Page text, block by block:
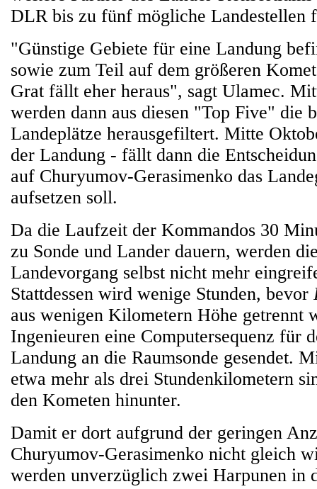
DLR bis zu fünf mögliche Landestellen
"Günstige Gebiete für eine Landung
sowie zum Teil auf dem größeren
Grat fällt eher heraus", sagt Ulamec.
werden dann aus diesen "Top Five" die
Landeplätze herausgefiltert. Mitte
der Landung - fällt dann die
auf Churyumov-Gerasimenko das
aufsetzen soll.
Da die Laufzeit der Kommandos 30
zu Sonde und Lander dauern, werden
Landevorgang selbst nicht mehr
Stattdessen wird wenige Stunden, bevor
aus wenigen Kilometern Höhe getrennt
Ingenieuren eine Computersequenz für
Landung an die Raumsonde gesendet.
etwa mehr als drei Stundenkilometern
den Kometen hinunter.
Damit er dort aufgrund der geringen
Churyumov-Gerasimenko nicht gleich
werden unverzüglich zwei Harpunen in